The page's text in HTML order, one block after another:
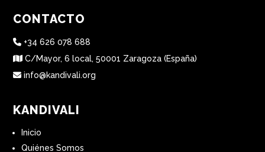
CONTACTO
+34 626 078 688
C/Mayor, 6 local, 50001 Zaragoza (España)
info@kandivali.org
KANDIVALI
Inicio
Quiénes Somos